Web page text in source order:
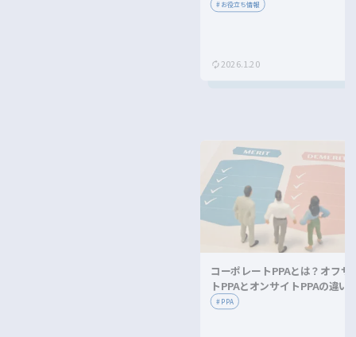
ながる方法を紹介！
#お役立ち情報
2026.1.20
コーポレートPPAとは？オフサ
トPPAとオンサイトPPAの違い
メリット・デメリットを解説！
#PPA